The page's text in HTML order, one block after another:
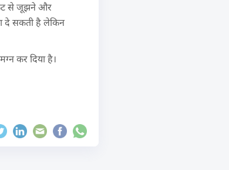
से जूझने और
दे सकती है लेकिन
कर दिया है।